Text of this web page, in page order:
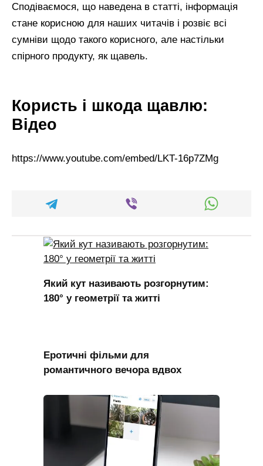
Сподіваємося, що наведена в статті, інформація
стане корисною для наших читачів і розвіє всі
сумніви щодо такого корисного, але настільки
спірного продукту, як щавель.
Користь і шкода щавлю:
Відео
https://www.youtube.com/embed/LKT-16p7ZMg
Який кут називають розгорнутим:
180° у геометрії та житті
Еротичні фільми для
романтичного вечора вдвох